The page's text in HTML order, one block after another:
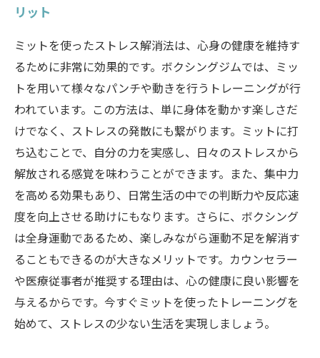
リット
ミットを使ったストレス解消法は、心身の健康を維持す
るために非常に効果的です。ボクシングジムでは、ミッ
トを用いて様々なパンチや動きを行うトレーニングが行
われています。この方法は、単に身体を動かす楽しさだ
けでなく、ストレスの発散にも繋がります。ミットに打
ち込むことで、自分の力を実感し、日々のストレスから
解放される感覚を味わうことができます。また、集中力
を高める効果もあり、日常生活の中での判断力や反応速
度を向上させる助けにもなります。さらに、ボクシング
は全身運動であるため、楽しみながら運動不足を解消す
ることもできるのが大きなメリットです。カウンセラー
や医療従事者が推奨する理由は、心の健康に良い影響を
与えるからです。今すぐミットを使ったトレーニングを
始めて、ストレスの少ない生活を実現しましょう。